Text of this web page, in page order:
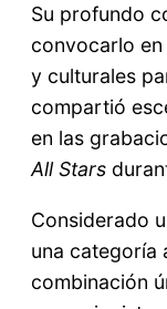
Su profundo
convocarlo
y culturales
compartió
en las
All Stars
Considerado
una categoría
combinación